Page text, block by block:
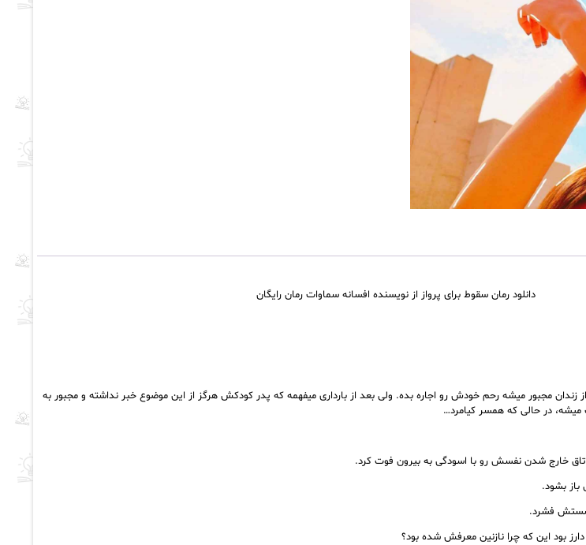
دانلود رمان سقوط برای پرواز از نویسنده افسانه سماوات رمان رایگان
زندان مجبور میشه رحم خودش رو اجاره بده. ولی بعد از بارداری میفهمه که پدر کودکش هرگز از این موضوع خبر نداشته و مجبور به
میشه، در حالی که همسر کیامرد…
اتاق خارج شدن نفسش رو با اسودگی به بیرون فوت کرد.
بشود.
فشرد.
بود این که چرا نازنین معرفش شده بود؟